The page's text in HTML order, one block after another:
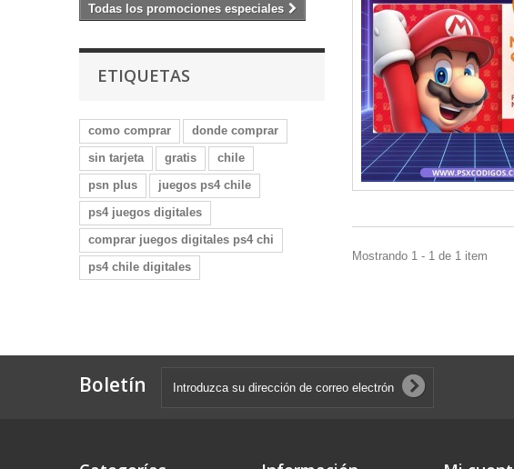
Todas los promociones especiales
ETIQUETAS
como comprar
donde comprar
sin tarjeta
gratis
chile
psn plus
juegos ps4 chile
ps4 juegos digitales
comprar juegos digitales ps4 chi
ps4 chile digitales
Mostrando 1 - 1 de 1 item
Boletín